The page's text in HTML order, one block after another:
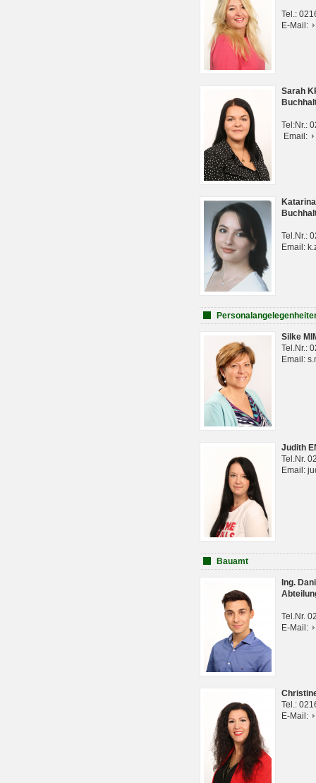
Tel.:
E-Mail:
Sarah
Tel:Nr.:
Email:
Tel.Nr.:
Email:
Silke
Tel.Nr.:
Email:
Judith
Tel.Nr.
Email:
Bauamt
Ing.
Tel.Nr.
E-Mail:
Tel.:
E-Mail: